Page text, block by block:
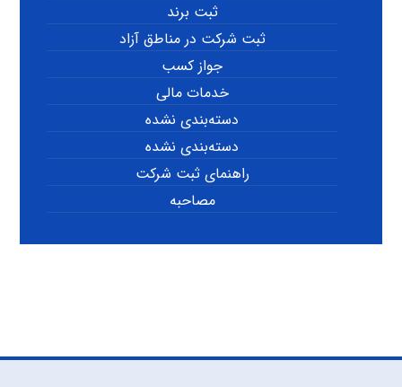
ثبت برند
ثبت شرکت در مناطق آزاد
جواز کسب
خدمات مالی
دسته‌بندی نشده
دسته‌بندی نشده
راهنمای ثبت شرکت
مصاحبه